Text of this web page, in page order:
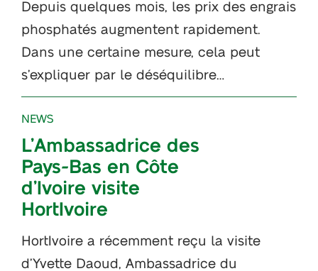
Depuis quelques mois, les prix des engrais
phosphatés augmentent rapidement.
Dans une certaine mesure, cela peut
s’expliquer par le déséquilibre…
NEWS
L’Ambassadrice des
Pays-Bas en Côte
d’Ivoire visite
HortIvoire
HortIvoire a récemment reçu la visite
d’Yvette Daoud, Ambassadrice du